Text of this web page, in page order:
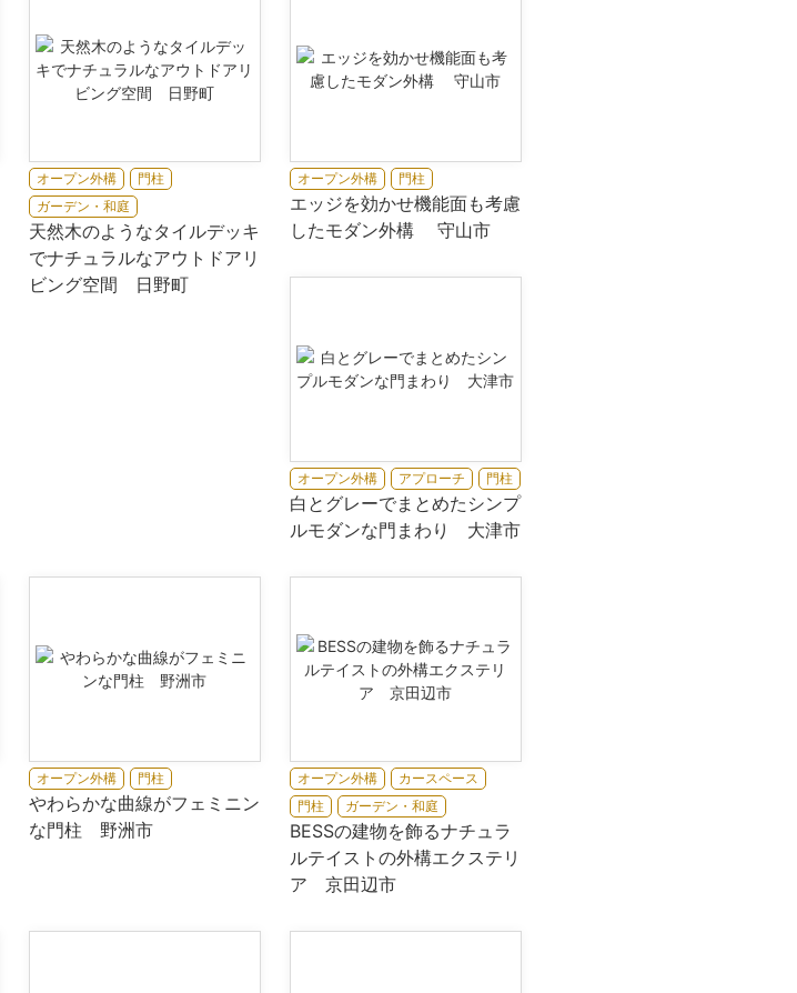
オープン外構
門柱
ガーデン・和庭
天然木のようなタイルデッキ
でナチュラルなアウトドアリ
ビング空間 日野町
オープン外構 門柱
エッジを効かせ機能面も考慮
したモダン外構 守山市
オープン外構 アプローチ 門柱
白とグレーでまとめたシンプ
ルモダンな門まわり 大津市
オープン外構 門柱
やわらかな曲線がフェミニン
な門柱 野洲市
オープン外構
カースペース
門柱
ガーデン・和庭
BESSの建物を飾るナチュラ
ルテイストの外構エクステリ
ア 京田辺市